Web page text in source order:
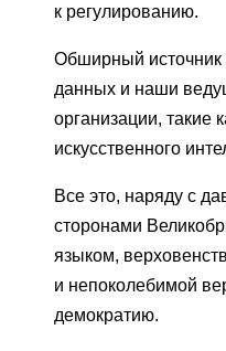
к регулированию.
Обширный источник
данных и наши
организации, такие
искусственного
Все это, наряду с
сторонами
языком,
и непоколебимой
демократию.